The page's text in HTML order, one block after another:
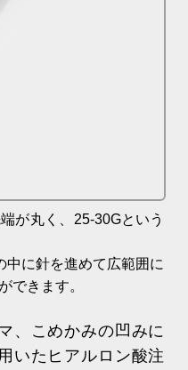
が丸く、25-30Gという
中に針を進めて広範囲に
できます。
、こめかみの凹みに
いたヒアルロン酸注